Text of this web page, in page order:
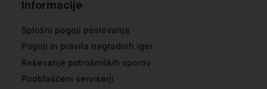
Informacije
Splošni pogoji poslovanja
Pogoji in pravila nagradnih iger
Reševanje potrošniških sporov
Pooblaščeni serviserji